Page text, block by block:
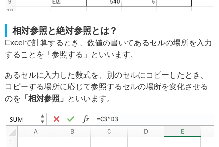
相対参照と絶対参照とは？
Excelで計算するとき、数値の書いてあるセルの場所を入力
することを「参照する」といいます。
あるセルに入力した数式を、別のセルにコピーしたとき、
コピーする場所に応じて参照するセルの場所を変化させる
のを 「相対参照」 といいます。